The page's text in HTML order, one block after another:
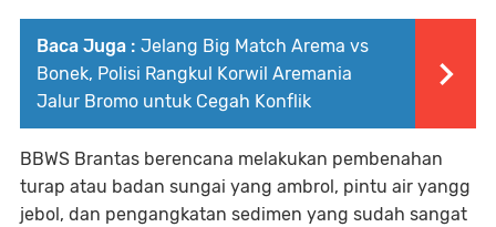
Baca Juga : Jelang Big Match Arema vs
Bonek, Polisi Rangkul Korwil Aremania
Jalur Bromo untuk Cegah Konflik
BBWS Brantas berencana melakukan pembenahan
turap atau badan sungai yang ambrol, pintu air yangg
jebol, dan pengangkatan sedimen yang sudah sangat